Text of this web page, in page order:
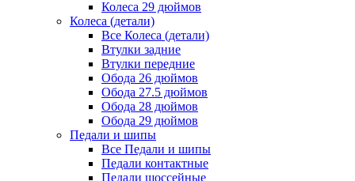
Колеса 29 дюймов
Колеса (детали)
Все Колеса (детали)
Втулки задние
Втулки передние
Обода 26 дюймов
Обода 27.5 дюймов
Обода 28 дюймов
Обода 29 дюймов
Педали и шипы
Все Педали и шипы
Педали контактные
Педали шоссейные